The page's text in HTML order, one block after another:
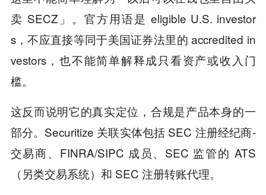
卖 SECZ」。官方用语是 eligible U.S. investor
s，不应直接等同于美国证券法里的 accredited in
vestors，也不能简单解释成只看资产或收入门
槛。
这反而说明它的真实定位，合规是产品本身的一
部分。Securitize 关联实体包括 SEC 注册经纪商-
交易商、FINRA/SIPC 成员、SEC 监管的 ATS
（另类交易系统）和 SEC 注册转账代理。